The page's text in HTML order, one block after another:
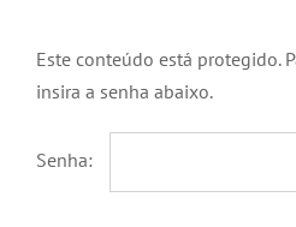
Este conteúdo está protegido.
insira a senha abaixo.
Senha: